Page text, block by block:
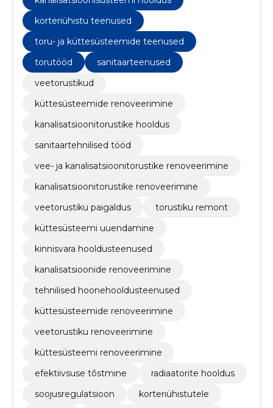
korteriühistu teenused
toru- ja küttesüsteemide teenused
torutööd
sanitaarteenused
veetorustikud
küttesüsteemide renoveerimine
kanalisatsioonitorustike hooldus
sanitaartehnilised tööd
vee- ja kanalisatsioonitorustike renoveerimine
kanalisatsioonitorustike renoveerimine
veetorustiku paigaldus
torustiku remont
küttesüsteemi uuendamine
kinnisvara hooldusteenused
kanalisatsioonide renoveerimine
tehnilised hoonehooldusteenused
küttesüsteemide renoveerimine
veetorustiku renoveerimine
küttesüsteemi renoveerimine
efektiivsuse tõstmine
radiaatorite hooldus
soojusregulatsioon
korteriühistutele